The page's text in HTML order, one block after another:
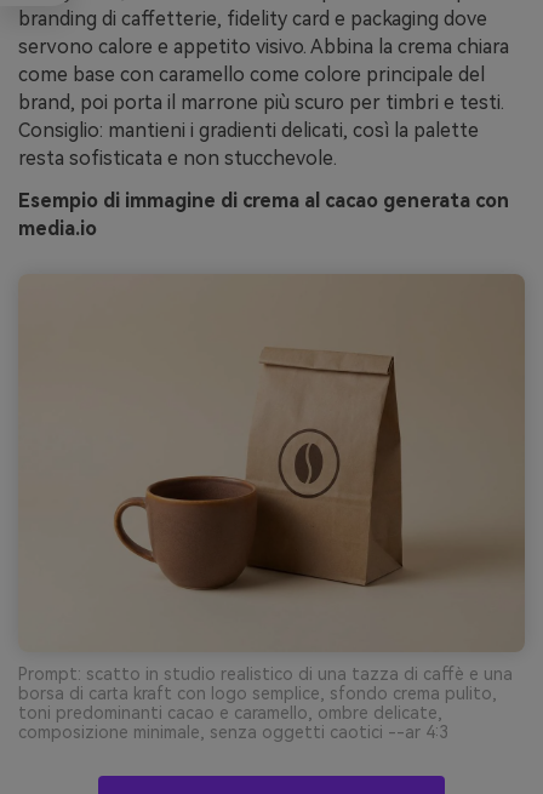
branding di caffetterie, fidelity card e packaging dove
servono calore e appetito visivo. Abbina la crema chiara
come base con caramello come colore principale del
brand, poi porta il marrone più scuro per timbri e testi.
Consiglio: mantieni i gradienti delicati, così la palette
resta sofisticata e non stucchevole.
Esempio di immagine di crema al cacao generata con
media.io
Prompt: scatto in studio realistico di una tazza di caffè e una
borsa di carta kraft con logo semplice, sfondo crema pulito,
toni predominanti cacao e caramello, ombre delicate,
composizione minimale, senza oggetti caotici --ar 4:3